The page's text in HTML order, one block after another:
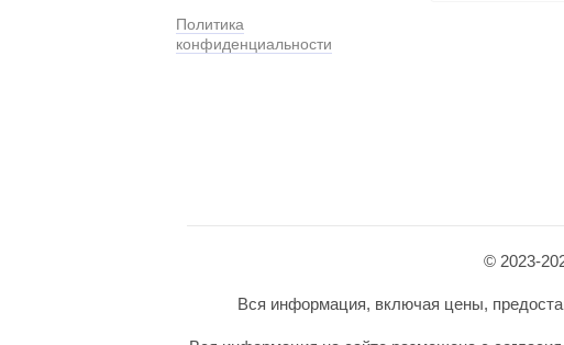
Политика
конфиденциальности
© 2023-
Вся информация, включая цены,